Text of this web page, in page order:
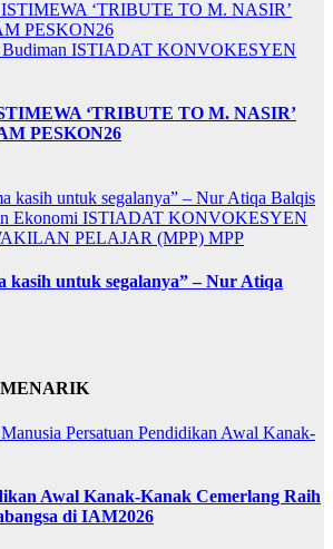
ISTIADAT KONVOKESYEN
‘TRIBUTE TO M. NASIR’
PESKON26
Ekonomi ISTIADAT KONVOKESYEN
PELAJAR (MPP) MPP
kasih untuk segalanya” – Nur Atiqa
Persatuan Pendidikan Awal Kanak-
Awal Kanak-Kanak Cemerlang Raih
di IAM2026